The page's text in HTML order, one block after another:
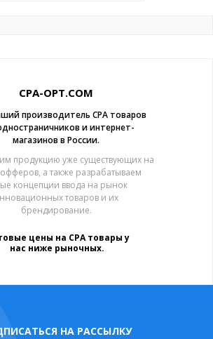
CPA-OPT.COM
производитель CPA товаров
и интернет-
магазинов в России.
продукцию уже существующих на
а также разрабатываем
концепции ввода на рынок
товаров и их
брендирование.
цены на CPA товары у
нас ниже рыночных.
НА РАССЫЛКУ